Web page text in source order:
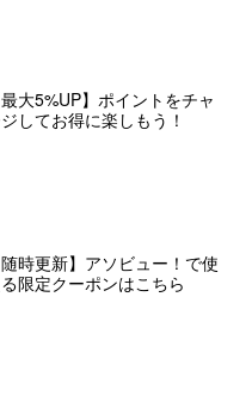
最大5%UP】ポイントをチャ
してお得に楽しもう！
随時更新】アソビュー！で使
限定クーポンはこちら